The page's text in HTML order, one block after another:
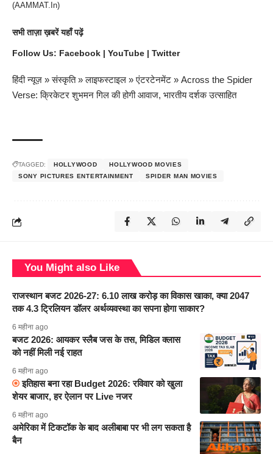
(AAMMAT.In)
सभीताज़ा ख़बरेंयहाँ पढ़ें
Follow Us: Facebook | YouTube | Twitter
हिंदी न्यूज़ »संस्कृति»लाइफस्टाइल »एंटरटेनमेंट » Across the Spider
Verse: क्रिकेटर शुभमन गिल की होगी आवाज, भारतीय दर्शक उत्साहित
TAGGED: HOLLYWOOD
HOLLYWOOD MOVIES
SONY PICTURES ENTERTAINMENT
SPIDER MAN MOVIES
You Might also Like
राजस्थान बजट 2026-27: 6.10 लाख करोड़ का विकास खाका, क्या 2047
तक 4.3 ट्रिलियन डॉलर अर्थव्यवस्था का सपना होगा साकार?
6 महीना ago
बजट 2026: आयकर स्लैब जस के तस, मिडिल क्लास
को नहीं मिली नई राहत
6 महीना ago
इतिहास बना रहा Budget 2026: रविवार को खुला
शेयर बाजार, हर ऐलान पर Live नजर
6 महीना ago
अमेरिका में टिकटॉक के बाद अलीबाबा पर भी लग सकता है
बैन